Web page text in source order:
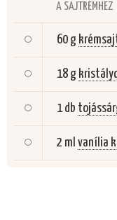
A SAJTRÉMHEZ
60 g
18 g
1 db
2 ml vanília